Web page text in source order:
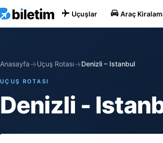
Uçuşlar Araç
Anasayfa→Uçuş Rotası→Denizli – Istanbul
UÇUŞ ROTASI
Denizli -